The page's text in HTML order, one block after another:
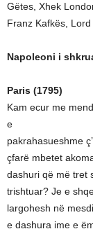
Gëtes, Xhek
Franz Kafkës,
Napoleoni i
Paris (1795)
Kam ecur me
e
pakrahasueshme
çfarë mbetet
dashuri që më tret
trishtuar? Je e
largohesh në
e dashura ime e